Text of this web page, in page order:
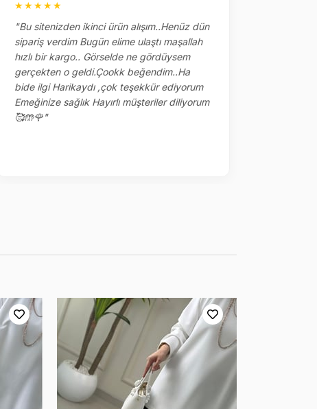
★★★★★
"Bu sitenizden ikinci ürün alışım..Henüz dün
sipariş verdim Bugün elime ulaştı maşallah
hızlı bir kargo.. Görselde ne gördüysem
gerçekten o geldi.Çookk beğendim..Ha
bide ilgi Harikaydı ,çok teşekkür ediyorum
Emeğinize sağlık Hayırlı müşteriler diliyorum
🥰🤲🌹"